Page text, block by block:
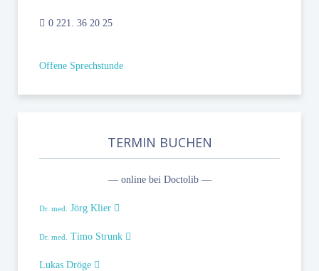
0 221. 36 20 25
Offene Sprechstunde
TERMIN BUCHEN
— online bei Doctolib —
Dr. med. Jörg Klier
Dr. med. Timo Strunk
Lukas Dröge